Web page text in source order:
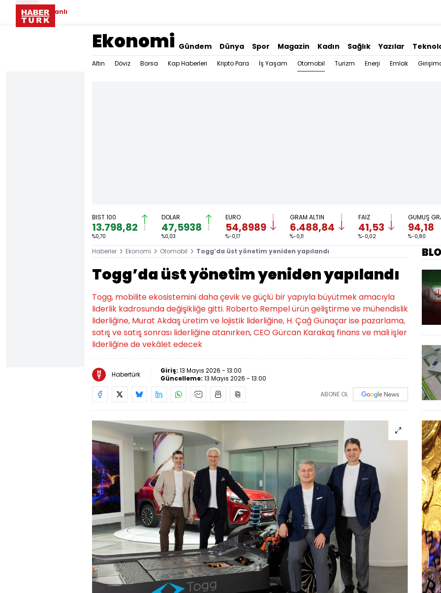
Canlı
Ekonomi Gündem Dünya Spor Magazin Kadın Sağlık Yazılar
Altın Döviz Borsa Kap Haberleri Kripto Para İş Yaşam Otomobil Turizm Enerji Emlak
BIST 100
13.798,82
%0,70
DOLAR
47,5938
%0,03
EURO
54,8989
%-0,17
GRAM ALTIN
6.488,84
%-0,11
FAİZ
41,53
%-0,02
GÜMÜŞ
94,18
%-0,80
Haberler Ekonomi Otomobil Togg’da üst yönetim yeniden yapılandı
Togg’da üst yönetim yeniden yapılandı
Togg, mobilite ekosistemini daha çevik ve güçlü bir yapıyla büyütmek amacıyla
liderlik kadrosunda değişikliğe gitti. Roberto Rempel ürün geliştirme ve mühendislik
liderliğine, Murat Akdaş üretim ve lojistik liderliğine, H. Çağ Günaçar ise pazarlama,
satış ve satış sonrası liderliğine atanırken, CEO Gürcan Karakaş finans ve mali işler
liderliğine de vekâlet edecek
Habertürk Giriş: 13 Mayıs 2026 - 13:00
Güncelleme: 13 Mayıs 2026 - 13:00
ABONE OL